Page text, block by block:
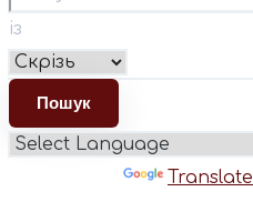
із
Translate